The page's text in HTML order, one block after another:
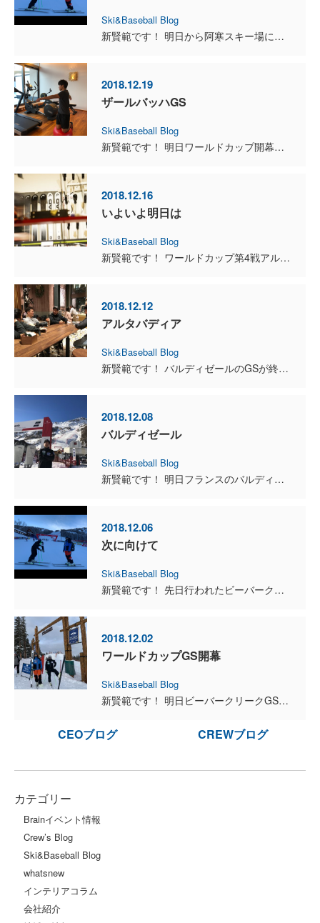
Ski&Baseball Blog
新賢範です！ 明日から阿寒スキー場にて全日本選手権が行われます。明日は男子GSのレースです。ブレインからは大村選手と新が出場します。2人とも世界選手権の切符を勝ち取りに戦いますので、応援よろしく...
2018.12.19
ザールバッハGS
Ski&Baseball Blog
新賢範です！ 明日ワールドカップ開幕戦の代替えレースがオーストリアのザールバッハにて行われます！コースは明日にならないとわかりませんが、前回同様かなり長いコースとの噂です。アルタバディアのコース...
2018.12.16
いよいよ明日は
Ski&Baseball Blog
新賢範です！ ワールドカップ第4戦アルタバディアのGSが明日行われます。本日はレースコースでのフリースキーでした。1分ほど中斜面が続くロングコースです。明日のビブは79番です！明日も全力を出し切って...
2018.12.12
アルタバディア
Ski&Baseball Blog
新賢範です！ バルディゼールのGSが終わり、次の会場となるイタリアのアルタバディアに移動してきました。前回のバルディゼールでは目標としていた2本目に進むことは出来ませんでした。ワールドカップのコ...
2018.12.08
バルディゼール
Ski&Baseball Blog
新賢範です！ 明日フランスのバルディゼールにてワールドカップGS第3戦が行われます。 スタートは75番です。明日もフルアタックで30番以内を目指して頑張りますので応援よろしくお願いします！...
2018.12.06
次に向けて
Ski&Baseball Blog
新賢範です！ 先日行われたビーバークリークのワールドカップは1本目途中棄権という結果に終わってしまいました。良い準備をしていただけに悔しい結果でしたが、次のレースに向けてしっかり準備をしていきま...
2018.12.02
ワールドカップGS開幕
Ski&Baseball Blog
新賢範です！ 明日ビーバークリークGSが行われます！今日まで降雪がありましたが、明日は晴れる予定です！ ビブは69番でコースの条件は良いとのことですので、1本目で30位に入って2本目にいき...
CEOブログ CREWブログ
カテゴリー
Brainイベント情報
Crew’s Blog
Ski&Baseball Blog
whatsnew
インテリアコラム
会社紹介